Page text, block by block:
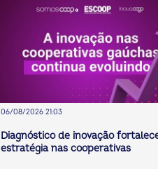
06/08/2026 21:03
Diagnóstico de inovação
estratégia nas cooperativas